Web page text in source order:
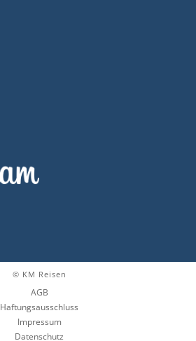
© KM Reisen
AGB
Haftungsausschluss
Impressum
Datenschutz